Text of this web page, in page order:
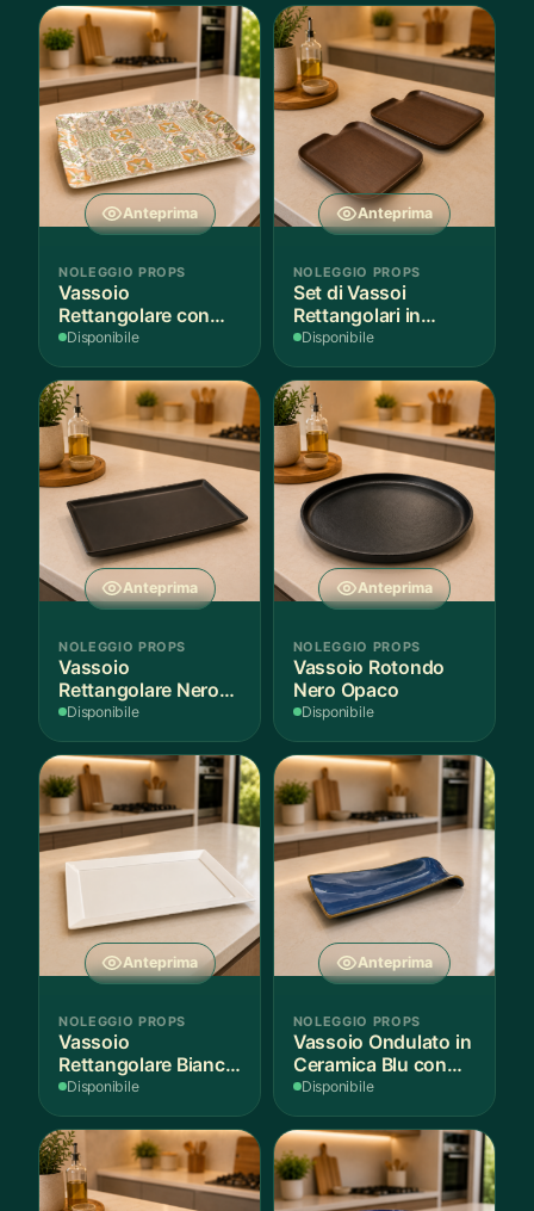
Anteprima
NOLEGGIO PROPS
Vassoio
Rettangolare con
Fantasia
Disponibile
Anteprima
NOLEGGIO PROPS
Set di Vassoi
Rettangolari in
Finitura Legno
Disponibile
Anteprima
NOLEGGIO PROPS
Vassoio
Rettangolare Nero
Opaco
Disponibile
Anteprima
NOLEGGIO PROPS
Vassoio Rotondo
Nero Opaco
Disponibile
Anteprima
NOLEGGIO PROPS
Vassoio
Rettangolare Bianco
per Scenografie
Disponibile
Anteprima
NOLEGGIO PROPS
Vassoio Ondulato in
Ceramica Blu con
Bordo Dorato
Disponibile